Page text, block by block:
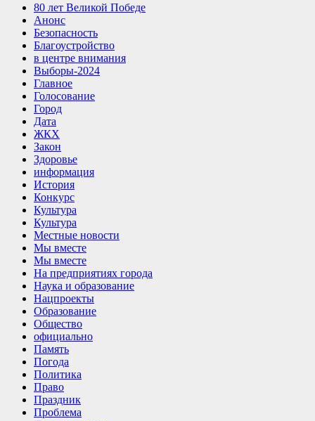
80 лет Великой Победе
Анонс
Безопасность
Благоустройство
в центре внимания
Выборы-2024
Главное
Голосование
Город
Дата
ЖКХ
Закон
Здоровье
информация
История
Конкурс
Культура
Культура
Местные новости
Мы вместе
Мы вместе
На предприятиях города
Наука и образование
Нацпроекты
Образование
Общество
официально
Память
Погода
Политика
Право
Праздник
Проблема